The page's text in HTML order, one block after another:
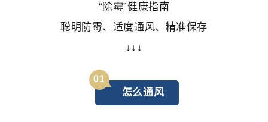
“除霉”健康指南
聪明防霉、适度通风、精准保存
↓↓↓
01
怎么通风